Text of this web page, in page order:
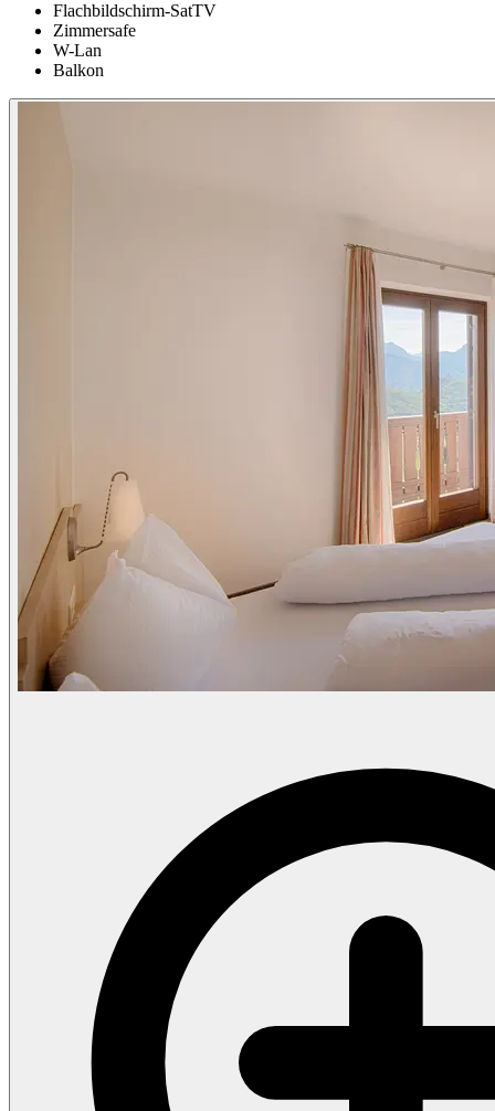
Flachbildschirm-SatTV
Zimmersafe
W-Lan
Balkon